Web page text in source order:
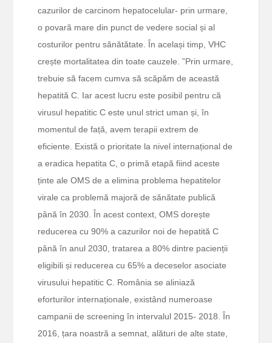
cazurilor de carcinom hepatocelular- prin urmare,
o povară mare din punct de vedere social și al
costurilor pentru sănătătate. În același timp, VHC
crește mortalitatea din toate cauzele. ”Prin urmare,
trebuie să facem cumva să scăpăm de această
hepatită C. Iar acest lucru este posibil pentru că
virusul hepatitic C este unul strict uman și, în
momentul de față, avem terapii extrem de
eficiente. Există o prioritate la nivel internațional de
a eradica hepatita C, o primă etapă fiind aceste
ținte ale OMS de a elimina problema hepatitelor
virale ca problemă majoră de sănătate publică
până în 2030. În acest context, OMS dorește
reducerea cu 90% a cazurilor noi de hepatită C
până în anul 2030, tratarea a 80% dintre pacienții
eligibili și reducerea cu 65% a deceselor asociate
virusului hepatitic C. România se aliniază
eforturilor internaționale, existând numeroase
campanii de screening în intervalul 2015- 2018. În
2016, țara noastră a semnat, alături de alte state,